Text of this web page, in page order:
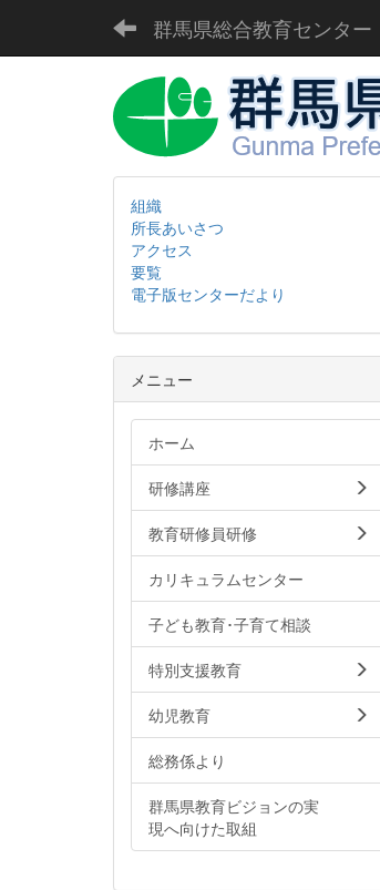
群馬県総合教育センター
組織
所長あいさつ
アクセス
要覧
電子版センターだより
メニュー
ホーム
研修講座
教育研修員研修
カリキュラムセンター
子ども教育･子育て相談
特別支援教育
幼児教育
総務係より
群馬県教育ビジョンの実
現へ向けた取組